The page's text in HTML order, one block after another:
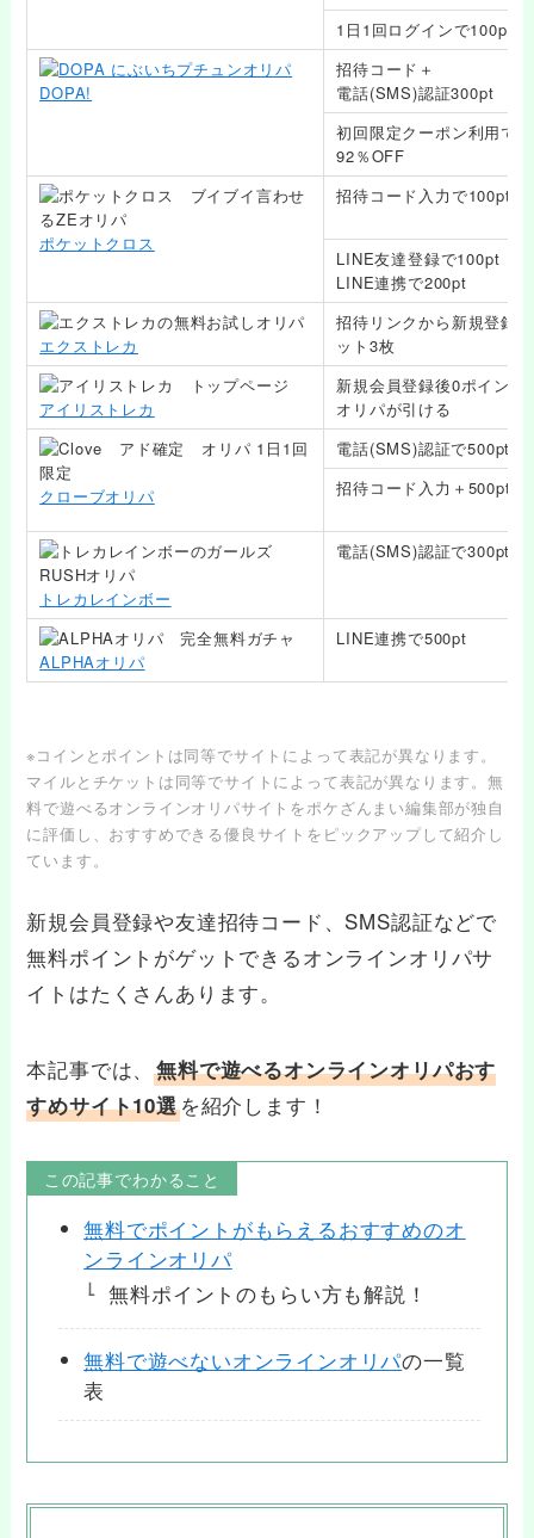
1日1回ログインで100pt
DOPA!
招待コード＋
電話(SMS)認証300pt
初回限定クーポン利用で
92％OFF
ポケットクロス
招待コード入力で100pt
LINE友達登録で100pt
LINE連携で200pt
エクストレカ
招待リンクから新規登録
ット3枚
アイリストレカ
新規会員登録後0ポイント
オリパが引ける
クローブオリパ
電話(SMS)認証で500pt
招待コード入力＋500pt購
トレカレインボー
電話(SMS)認証で300pt
ALPHAオリパ
LINE連携で500pt
※コインとポイントは同等でサイトによって表記が異なります。
マイルとチケットは同等でサイトによって表記が異なります。無
料で遊べるオンラインオリパサイトをポケざんまい編集部が独自
に評価し、おすすめできる優良サイトをピックアップして紹介し
ています。
新規会員登録や友達招待コード、SMS認証などで
無料ポイントがゲットできるオンラインオリパサ
イトはたくさんあります。
本記事では、無料で遊べるオンラインオリパおす
すめサイト10選を紹介します！
この記事でわかること
無料でポイントがもらえるおすすめのオ
ンラインオリパ
無料ポイントのもらい方も解説！
無料で遊べないオンラインオリパの一覧
表